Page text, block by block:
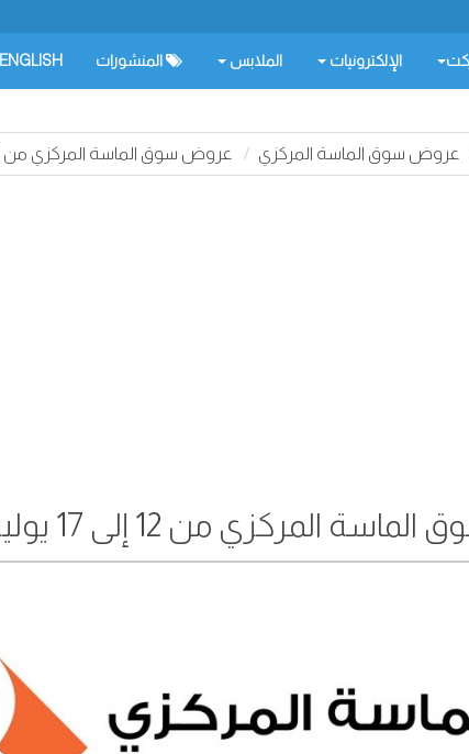
الإلكترونيات الملابس المنشورات ENGLISH
عروض سوق الماسة المركزي عروض سوق الماسة المركزي من 12 إلى 17 يوليو 2018
المركزي من 12 إلى 17 يوليو 2018